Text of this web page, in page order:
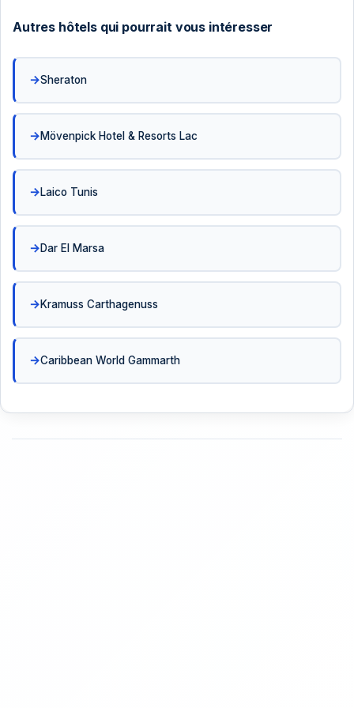
Autres hôtels qui pourrait vous intéresser
Sheraton
Mövenpick Hotel & Resorts Lac
Laico Tunis
Dar El Marsa
Kramuss Carthagenuss
Caribbean World Gammarth